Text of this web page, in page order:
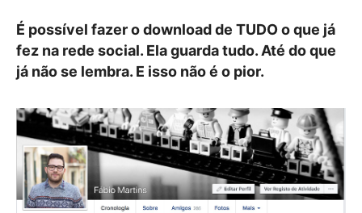
É possível fazer o download de TUDO o que já
fez na rede social. Ela guarda tudo. Até do que
já não se lembra. E isso não é o pior.